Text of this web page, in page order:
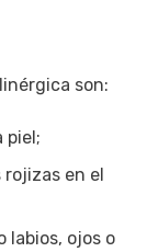
son:
piel;
en el
labios, ojos o